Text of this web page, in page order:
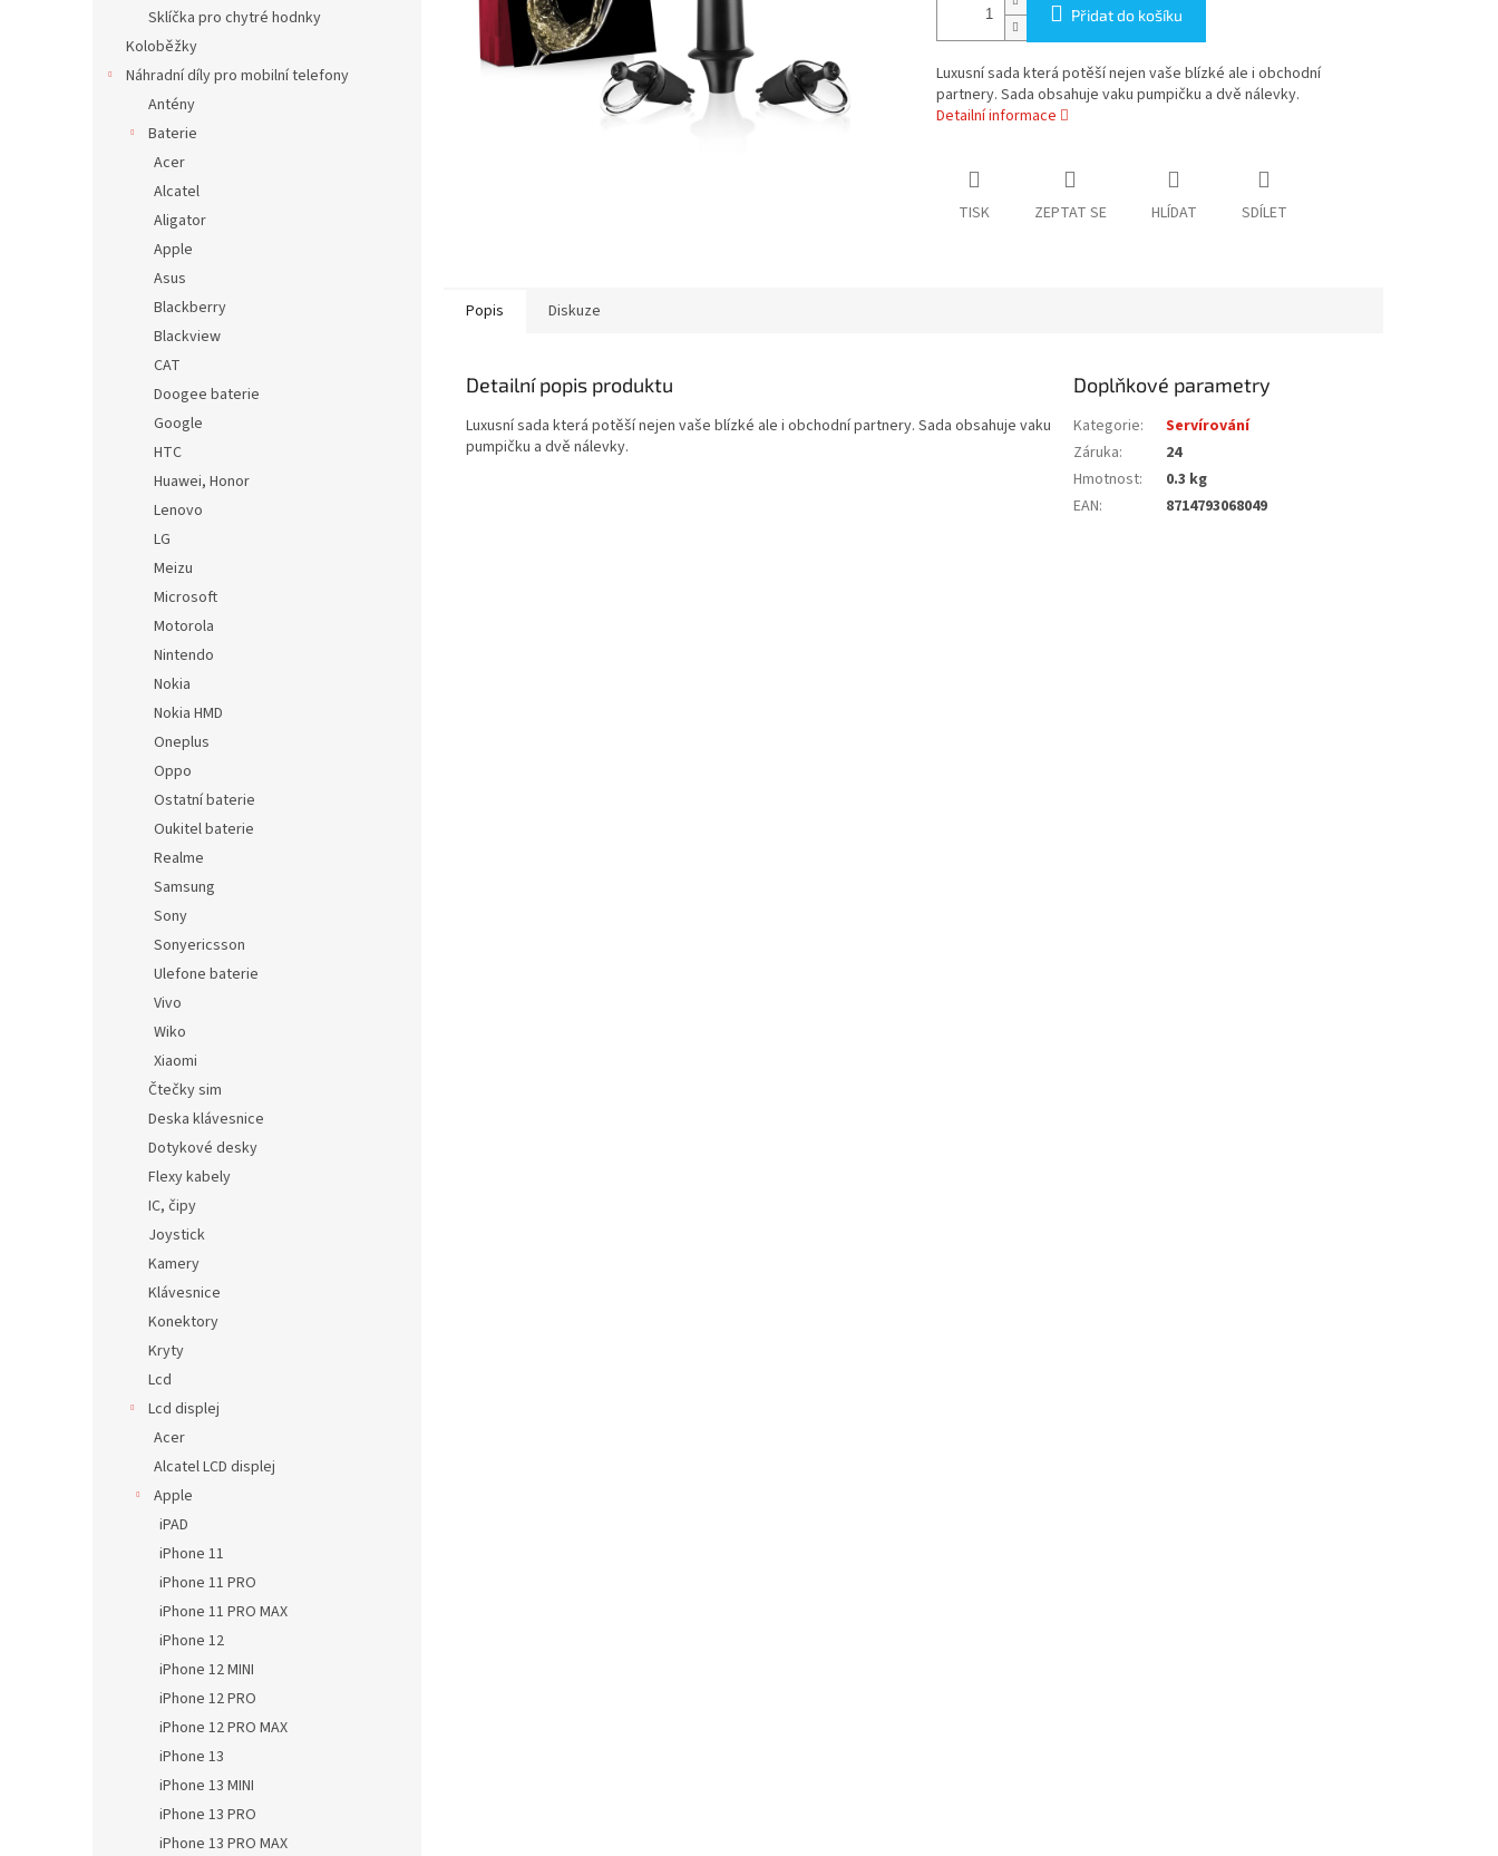
Sklíčka pro chytré hodnky
Koloběžky
Náhradní díly pro mobilní telefony
Antény
Baterie
Acer
Alcatel
Aligator
Apple
Asus
Blackberry
Blackview
CAT
Doogee baterie
Google
HTC
Huawei, Honor
Lenovo
LG
Meizu
Microsoft
Motorola
Nintendo
Nokia
Nokia HMD
Oneplus
Oppo
Ostatní baterie
Oukitel baterie
Realme
Samsung
Sony
Sonyericsson
Ulefone baterie
Vivo
Wiko
Xiaomi
Čtečky sim
Deska klávesnice
Dotykové desky
Flexy kabely
IC, čipy
Joystick
Kamery
Klávesnice
Konektory
Kryty
Lcd
Lcd displej
Acer
Alcatel LCD displej
Apple
iPAD
iPhone 11
iPhone 11 PRO
iPhone 11 PRO MAX
iPhone 12
iPhone 12 MINI
iPhone 12 PRO
iPhone 12 PRO MAX
iPhone 13
iPhone 13 MINI
iPhone 13 PRO
iPhone 13 PRO MAX
Přidat do košíku
Luxusní sada která potěší nejen vaše blízké ale i obchodní
partnery. Sada obsahuje vaku pumpičku a dvě nálevky.
Detailní informace
TISK ZEPTAT SE HLÍDAT SDÍLET
Popis Diskuze
Detailní popis produktu
Luxusní sada která potěší nejen vaše blízké ale i obchodní partnery. Sada obsahuje vaku
pumpičku a dvě nálevky.
Doplňkové parametry
Kategorie:
Servírování
Záruka:
24
Hmotnost:
0.3 kg
EAN: 8714793068049